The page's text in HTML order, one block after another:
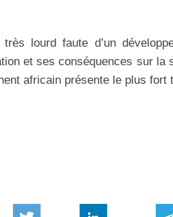
lourd faute d’un
et ses conséquences sur
africain présente le plus fort